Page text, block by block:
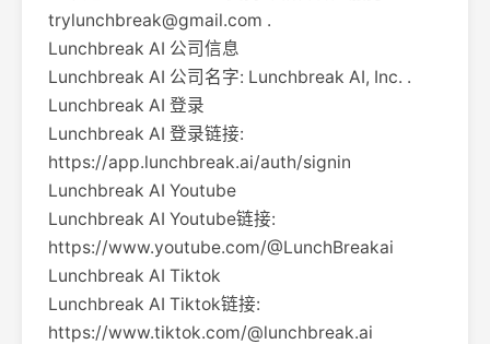
trylunchbreak@gmail.com .
Lunchbreak AI 公司信息
Lunchbreak AI 公司名字: Lunchbreak AI, Inc. .
Lunchbreak AI 登录
Lunchbreak AI 登录链接:
https://app.lunchbreak.ai/auth/signin
Lunchbreak AI Youtube
Lunchbreak AI Youtube链接:
https://www.youtube.com/@LunchBreakai
Lunchbreak AI Tiktok
Lunchbreak AI Tiktok链接:
https://www.tiktok.com/@lunchbreak.ai